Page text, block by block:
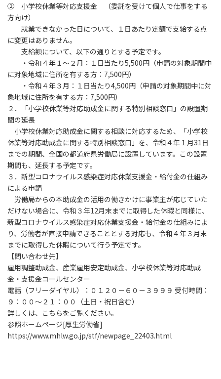
② 小学校休業等対応支援金 （委託を受けて個人で仕事をする
方向け）
就業できなかった日について、１日あたり定額で支給する点
に変更はありません。
支給額について、以下の通りとする予定です。
・令和４年１～２月：１日当たり5,500円（申請の対象期間中
に対象地域に住所を有する方：7,500円）
・令和４年３月：１日当たり4,500円（申請の対象期間中に対
象地域に住所を有する方：7,500円）
２．「小学校休業等対応助成金に関する特別相談窓口」の設置期
間の延長
小学校休業対応助成金に関する相談に対応するため、「小学校
休業等対応助成金に関する特別相談窓口」を、令和４年１月31日
までの期間、全国の都道府県労働局に設置しています。この設置
期間も、延長する予定です。
３．新型コロナウイルス感染症対応休業支援金・給付金の仕組み
による申請
労働局からの本助成金の活用の働きかけに事業主が応じていた
だけない場合に、令和３年12月末までに取得した休暇と同様に、
新型コロナウイルス感染症対応休業支援金・給付金の仕組みによ
り、労働者が直接申請できることとする対応も、令和４年３月末
までに取得した休暇について行う予定です。
【問い合わせ先】
雇用調整助成金、産業雇用安定助成金、小学校休業等対応助成
金・支援金コールセンター
電話（フリーダイヤル）：０１２０－６０－３９９９ 受付時間：
９：００～２１：００（土日・祝日含む）
詳しくは、こちらをご覧ください。
参照ホームページ[厚生労働省]
https://www.mhlw.go.jp/stf/newpage_22403.html